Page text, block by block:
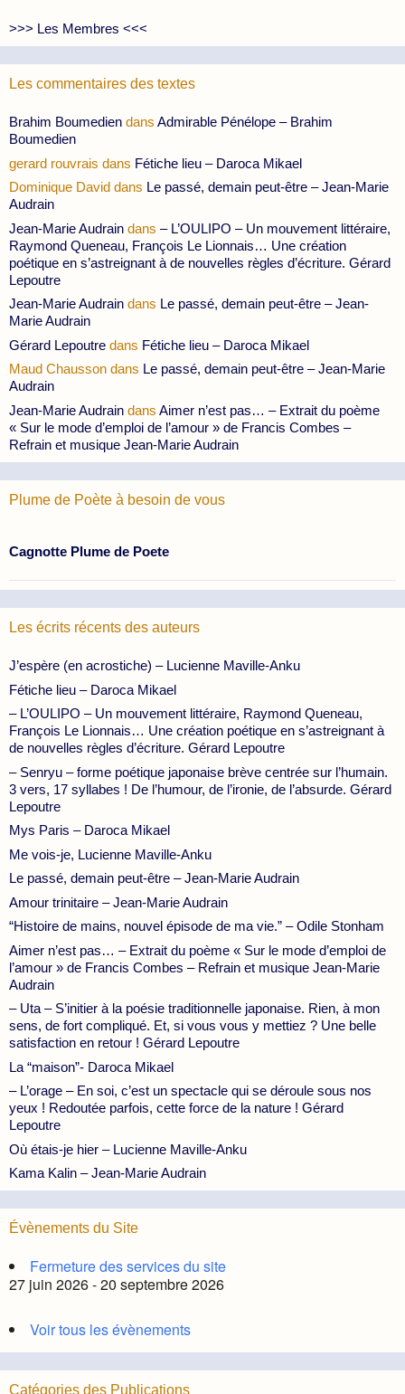
>>> Les Membres <<<
Les commentaires des textes
Brahim Boumedien dans Admirable Pénélope – Brahim
Boumedien
gerard rouvrais dans Fétiche lieu – Daroca Mikael
Dominique David dans Le passé, demain peut-être – Jean-Marie
Audrain
Jean-Marie Audrain dans – L’OULIPO – Un mouvement littéraire,
Raymond Queneau, François Le Lionnais… Une création
poétique en s’astreignant à de nouvelles règles d’écriture. Gérard
Lepoutre
Jean-Marie Audrain dans Le passé, demain peut-être – Jean-
Marie Audrain
Gérard Lepoutre dans Fétiche lieu – Daroca Mikael
Maud Chausson dans Le passé, demain peut-être – Jean-Marie
Audrain
Jean-Marie Audrain dans Aimer n’est pas… – Extrait du poème
« Sur le mode d’emploi de l’amour » de Francis Combes –
Refrain et musique Jean-Marie Audrain
Plume de Poète à besoin de vous
Cagnotte Plume de Poete
Les écrits récents des auteurs
J’espère (en acrostiche) – Lucienne Maville-Anku
Fétiche lieu – Daroca Mikael
– L’OULIPO – Un mouvement littéraire, Raymond Queneau,
François Le Lionnais… Une création poétique en s’astreignant à
de nouvelles règles d’écriture. Gérard Lepoutre
– Senryu – forme poétique japonaise brève centrée sur l’humain.
3 vers, 17 syllabes ! De l’humour, de l’ironie, de l’absurde. Gérard
Lepoutre
Mys Paris – Daroca Mikael
Me vois-je, Lucienne Maville-Anku
Le passé, demain peut-être – Jean-Marie Audrain
Amour trinitaire – Jean-Marie Audrain
“Histoire de mains, nouvel épisode de ma vie.” – Odile Stonham
Aimer n’est pas… – Extrait du poème « Sur le mode d’emploi de
l’amour » de Francis Combes – Refrain et musique Jean-Marie
Audrain
– Uta – S’initier à la poésie traditionnelle japonaise. Rien, à mon
sens, de fort compliqué. Et, si vous vous y mettiez ? Une belle
satisfaction en retour ! Gérard Lepoutre
La “maison”- Daroca Mikael
– L’orage – En soi, c’est un spectacle qui se déroule sous nos
yeux ! Redoutée parfois, cette force de la nature ! Gérard
Lepoutre
Où étais-je hier – Lucienne Maville-Anku
Kama Kalin – Jean-Marie Audrain
Évènements du Site
Fermeture des services du site
27 juin 2026 - 20 septembre 2026
Voir tous les évènements
Catégories des Publications